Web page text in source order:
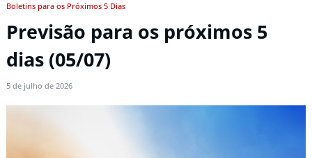
Boletins para os Próximos 5 Dias
Previsão para os próximos 5
dias (05/07)
5 de julho de 2026